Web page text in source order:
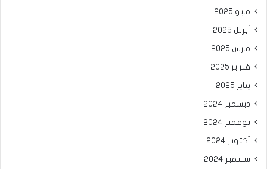
مايو 2025
أبريل 2025
مارس 2025
فبراير 2025
يناير 2025
ديسمبر 2024
نوفمبر 2024
أكتوبر 2024
سبتمبر 2024